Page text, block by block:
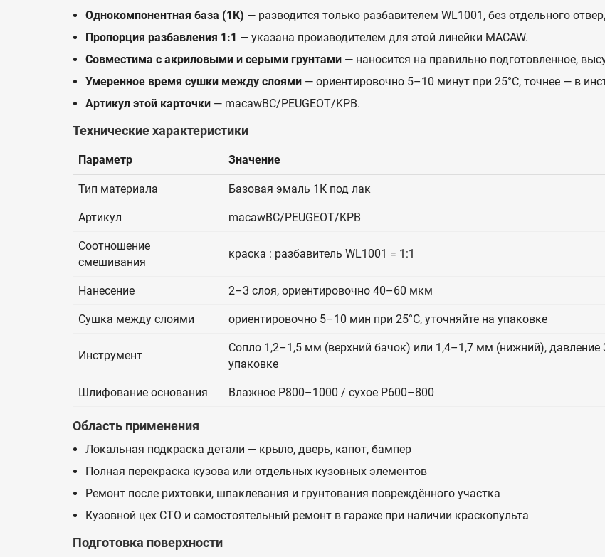
Однокомпонентная база (1К) — разводится только разбавителем WL1001, без отдельного
Пропорция разбавления 1:1 — указана производителем для этой линейки MACAW.
Совместима с акриловыми и серыми грунтами — наносится на правильно подготовленное,
Умеренное время сушки между слоями — ориентировочно 5–10 минут при 25°C, точнее — в
Артикул этой карточки — macawBC/PEUGEOT/KPB.
Технические характеристики
Параметр Значение
Тип материала Базовая эмаль 1К под лак
Артикул macawBC/PEUGEOT/KPB
Соотношение
смешивания
краска : разбавитель WL1001 = 1:1
Нанесение 2–3 слоя, ориентировочно 40–60 мкм
Сушка между слоями ориентировочно 5–10 мин при 25°C, уточняйте на упаковке
Инструмент
Сопло 1,2–1,5 мм (верхний бачок) или 1,4–1,7 мм (нижний), давление
упаковке
Шлифование основания Влажное P800–1000 / сухое P600–800
Область применения
Локальная подкраска детали — крыло, дверь, капот, бампер
Полная перекраска кузова или отдельных кузовных элементов
Ремонт после рихтовки, шпаклевания и грунтования повреждённого участка
Кузовной цех СТО и самостоятельный ремонт в гараже при наличии краскопульта
Подготовка поверхности